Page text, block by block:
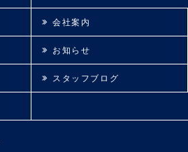
会社案内
お知らせ
スタッフブログ